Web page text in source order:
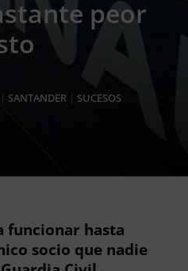
peor
SANTANDER| SUCESOS
funcionar hasta
socio que nadie